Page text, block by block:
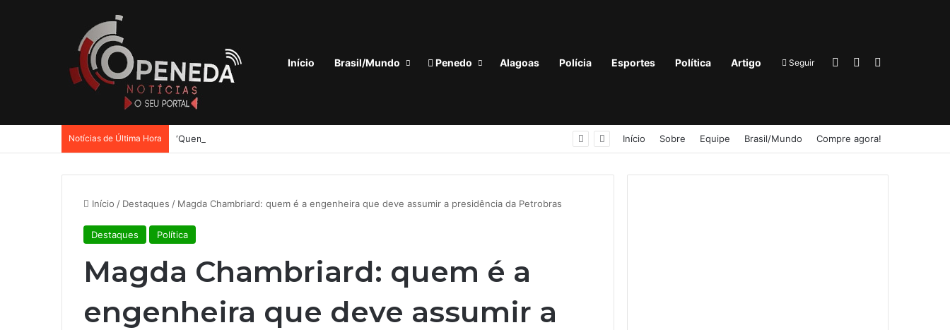
Início Brasil/Mundo Penedo Alagoas Polícia Esportes Política Artigo Seguir Entrar Barra Lateral
Notícias de Última Hora Início Sobre Equipe Brasil/Mundo Compre agora!
Início / Destaques / Magda Chambriard: quem é a engenheira que deve assumir a presidência da Petrobras
Destaques Política
Magda Chambriard: quem é a
engenheira que deve assumir a